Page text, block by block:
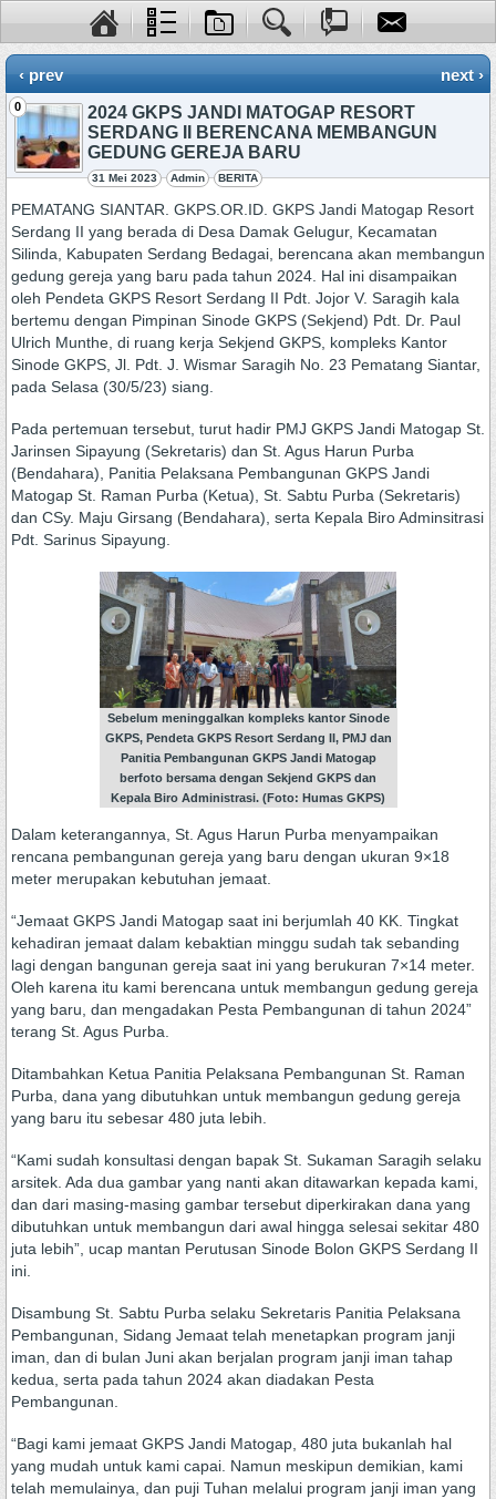
‹ prev next ›
0
2024 GKPS JANDI MATOGAP RESORT
SERDANG II BERENCANA MEMBANGUN
GEDUNG GEREJA BARU
31 Mei 2023 Admin BERITA
PEMATANG SIANTAR. GKPS.OR.ID. GKPS Jandi Matogap Resort
Serdang II yang berada di Desa Damak Gelugur, Kecamatan
Silinda, Kabupaten Serdang Bedagai, berencana akan membangun
gedung gereja yang baru pada tahun 2024. Hal ini disampaikan
oleh Pendeta GKPS Resort Serdang II Pdt. Jojor V. Saragih kala
bertemu dengan Pimpinan Sinode GKPS (Sekjend) Pdt. Dr. Paul
Ulrich Munthe, di ruang kerja Sekjend GKPS, kompleks Kantor
Sinode GKPS, Jl. Pdt. J. Wismar Saragih No. 23 Pematang Siantar,
pada Selasa (30/5/23) siang.
Pada pertemuan tersebut, turut hadir PMJ GKPS Jandi Matogap St.
Jarinsen Sipayung (Sekretaris) dan St. Agus Harun Purba
(Bendahara), Panitia Pelaksana Pembangunan GKPS Jandi
Matogap St. Raman Purba (Ketua), St. Sabtu Purba (Sekretaris)
dan CSy. Maju Girsang (Bendahara), serta Kepala Biro Adminsitrasi
Pdt. Sarinus Sipayung.
Sebelum meninggalkan kompleks kantor Sinode
GKPS, Pendeta GKPS Resort Serdang II, PMJ dan
Panitia Pembangunan GKPS Jandi Matogap
berfoto bersama dengan Sekjend GKPS dan
Kepala Biro Administrasi. (Foto: Humas GKPS)
Dalam keterangannya, St. Agus Harun Purba menyampaikan
rencana pembangunan gereja yang baru dengan ukuran 9×18
meter merupakan kebutuhan jemaat.
“Jemaat GKPS Jandi Matogap saat ini berjumlah 40 KK. Tingkat
kehadiran jemaat dalam kebaktian minggu sudah tak sebanding
lagi dengan bangunan gereja saat ini yang berukuran 7×14 meter.
Oleh karena itu kami berencana untuk membangun gedung gereja
yang baru, dan mengadakan Pesta Pembangunan di tahun 2024”
terang St. Agus Purba.
Ditambahkan Ketua Panitia Pelaksana Pembangunan St. Raman
Purba, dana yang dibutuhkan untuk membangun gedung gereja
yang baru itu sebesar 480 juta lebih.
“Kami sudah konsultasi dengan bapak St. Sukaman Saragih selaku
arsitek. Ada dua gambar yang nanti akan ditawarkan kepada kami,
dan dari masing-masing gambar tersebut diperkirakan dana yang
dibutuhkan untuk membangun dari awal hingga selesai sekitar 480
juta lebih”, ucap mantan Perutusan Sinode Bolon GKPS Serdang II
ini.
Disambung St. Sabtu Purba selaku Sekretaris Panitia Pelaksana
Pembangunan, Sidang Jemaat telah menetapkan program janji
iman, dan di bulan Juni akan berjalan program janji iman tahap
kedua, serta pada tahun 2024 akan diadakan Pesta
Pembangunan.
“Bagi kami jemaat GKPS Jandi Matogap, 480 juta bukanlah hal
yang mudah untuk kami capai. Namun meskipun demikian, kami
telah memulainya, dan puji Tuhan melalui program janji iman yang